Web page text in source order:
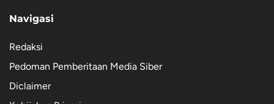
Navigasi
Redaksi
Pedoman Pemberitaan Media Siber
Diclaimer